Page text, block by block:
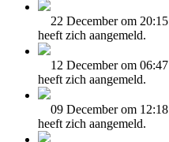
22 December om 20:15
heeft zich aangemeld.
12 December om 06:47
heeft zich aangemeld.
09 December om 12:18
heeft zich aangemeld.